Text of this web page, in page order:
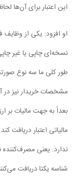
این اعتبار برای آن‌ها
او افزود: یکی از
نسخه‌ای چاپی یا غیر
طور کلی ما سه نوع
مشخصات خریدار نیز
بعداً به جهت مالیات بر
مالیاتی اعتبار
ندارد. یعنی مصرف‌کننده
شناسه یکتا دریافت